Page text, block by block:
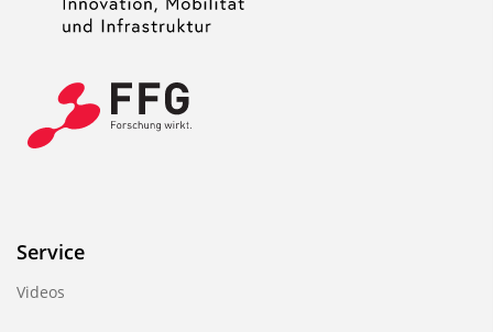
Service
Videos